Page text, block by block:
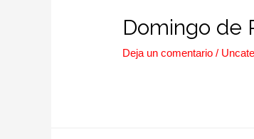
Domingo de
Deja un comentario /